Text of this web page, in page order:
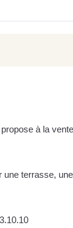
à la
terrasse,